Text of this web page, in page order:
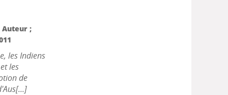
Auteur ;
les Indiens
les
de